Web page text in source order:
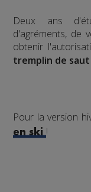
​Deux ans
d'agréments, de
obtenir
tremplin de
Pour la version
en ski !